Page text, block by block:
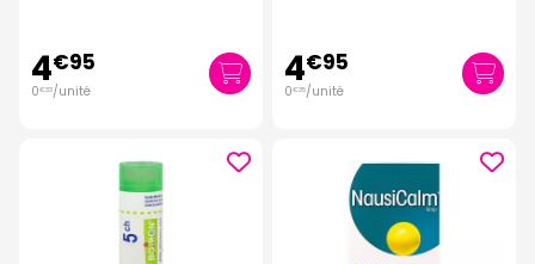
4€95
0€33/unité 4€95
0€35/unité